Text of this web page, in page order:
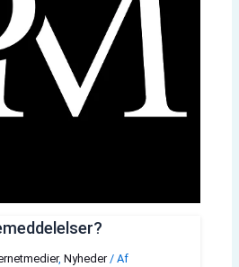
, Nyheder/ Af